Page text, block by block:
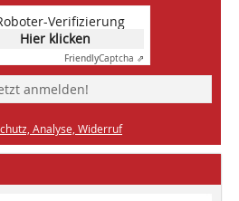
Verifizierung
Hier klicken
FriendlyCaptcha ⇗
anmelden!
Analyse, Widerruf